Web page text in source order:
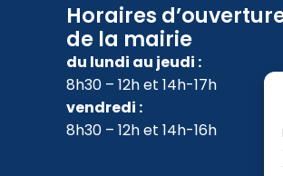
Horaires
de la mairie
du lundi au jeudi :
8h30 – 12h et 14h-17h
vendredi :
8h30 – 12h et 14h-16h